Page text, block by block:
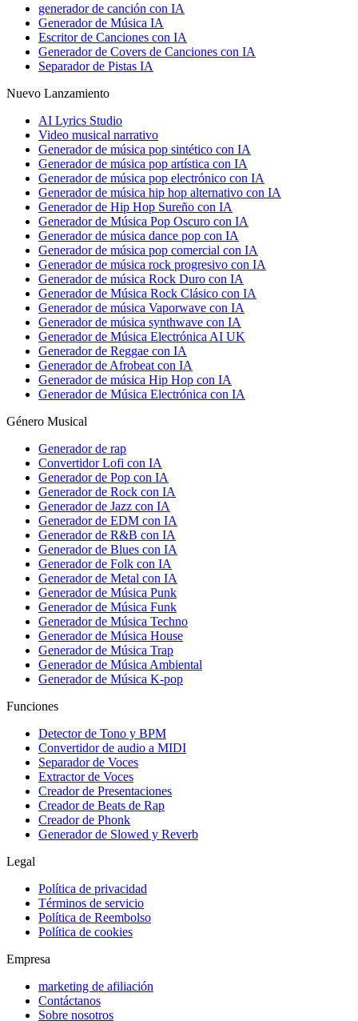
generador de canción con IA
Generador de Música IA
Escritor de Canciones con IA
Generador de Covers de Canciones con IA
Separador de Pistas IA
Nuevo Lanzamiento
AI Lyrics Studio
Video musical narrativo
Generador de música pop sintético con IA
Generador de música pop artística con IA
Generador de música pop electrónico con IA
Generador de música hip hop alternativo con IA
Generador de Hip Hop Sureño con IA
Generador de Música Pop Oscuro con IA
Generador de música dance pop con IA
Generador de música pop comercial con IA
Generador de música rock progresivo con IA
Generador de música Rock Duro con IA
Generador de Música Rock Clásico con IA
Generador de música Vaporwave con IA
Generador de música synthwave con IA
Generador de Música Electrónica AI UK
Generador de Reggae con IA
Generador de Afrobeat con IA
Generador de música Hip Hop con IA
Generador de Música Electrónica con IA
Género Musical
Generador de rap
Convertidor Lofi con IA
Generador de Pop con IA
Generador de Rock con IA
Generador de Jazz con IA
Generador de EDM con IA
Generador de R&B con IA
Generador de Blues con IA
Generador de Folk con IA
Generador de Metal con IA
Generador de Música Punk
Generador de Música Funk
Generador de Música Techno
Generador de Música House
Generador de Música Trap
Generador de Música Ambiental
Generador de Música K-pop
Funciones
Detector de Tono y BPM
Convertidor de audio a MIDI
Separador de Voces
Extractor de Voces
Creador de Presentaciones
Creador de Beats de Rap
Creador de Phonk
Generador de Slowed y Reverb
Legal
Política de privacidad
Términos de servicio
Política de Reembolso
Política de cookies
Empresa
marketing de afiliación
Contáctanos
Sobre nosotros